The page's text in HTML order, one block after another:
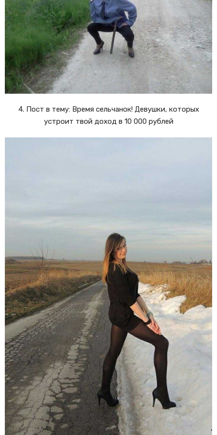
4. Пост в тему: Время сельчанок! Девушки, которых
устроит твой доход в 10 000 рублей